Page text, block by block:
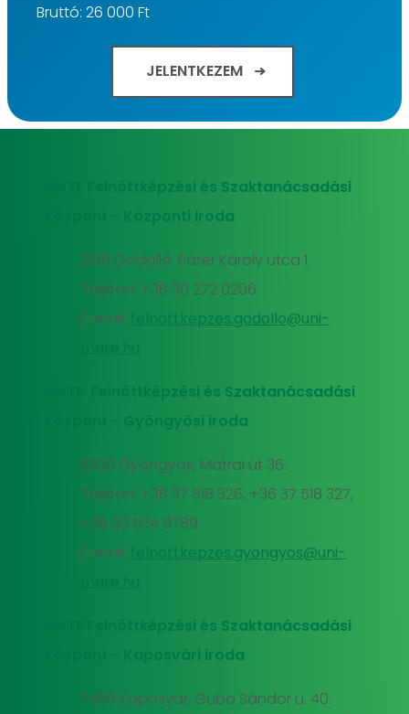
Bruttó: 26 000 Ft
JELENTKEZEM
MATE Felnőttképzési és Szaktanácsadási
Központ - Központi iroda
2100 Gödöllő, Páter Károly utca 1.
Telefon: +36 30 272 0206
E-mail:
felnottkepzes.godollo@uni-
MATE Felnőttképzési és Szaktanácsadási
Központ - Gyöngyösi iroda
3200 Gyöngyös, Mátrai út 36.
Telefon: +36 37 518 326, +36 37 518 327,
+36 20 534 9789
E-mail:
felnottkepzes.gyongyos@uni-
MATE Felnőttképzési és Szaktanácsadási
Központ - Kaposvári iroda
7400 Kaposvár, Guba Sándor u. 40.